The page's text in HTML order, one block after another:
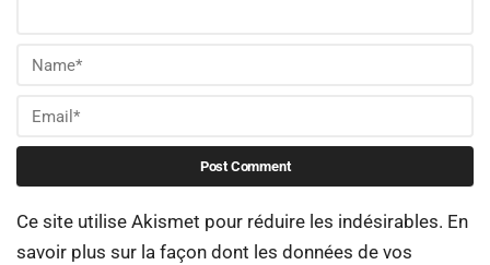
Ce site utilise Akismet pour réduire les indésirables. En
savoir plus sur la façon dont les données de vos